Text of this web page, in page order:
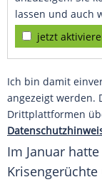
lassen und auch
jetzt
Ich bin damit
angezeigt werden.
Drittplattformen
Im Januar
Krisengerüchte